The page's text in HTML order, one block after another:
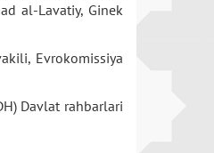
al-Lavatiy, Ginek
Evrokomissiya
Davlat rahbarlari